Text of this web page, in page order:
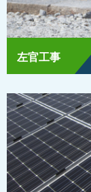
左官工事